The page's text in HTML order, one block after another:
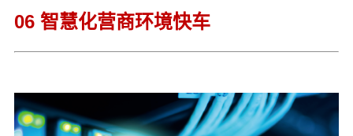
06 智慧化营商环境快车